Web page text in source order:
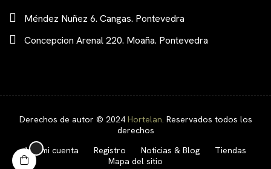
Méndez Nuñez 6. Cangas. Pontevedra
Concepcion Arenal 220. Moaña. Pontevedra
Derechos de autor © 2024 Hortelan. Reservados todos los
derechos
Ver mi cuenta
Registro Noticias & Blog
Tiendas
Mapa del sitio